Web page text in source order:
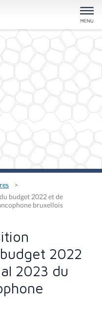
budget 2022 et de
bruxellois
2022
2023 du